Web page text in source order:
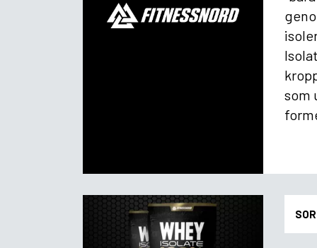
som